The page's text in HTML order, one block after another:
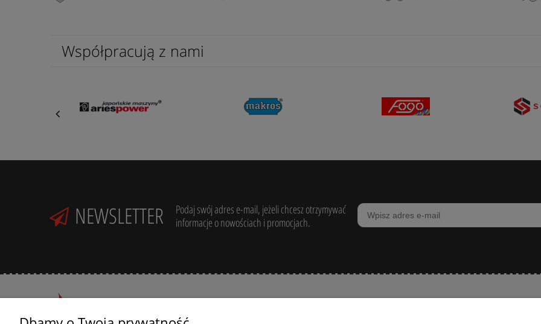
Współpracują z nami
NEWSLETTER
Podaj swój adres e-mail, jeżeli chcesz otrzymywać
informacje o nowościach i promocjach.
POMOC ZAKUPY MOJE KONTO